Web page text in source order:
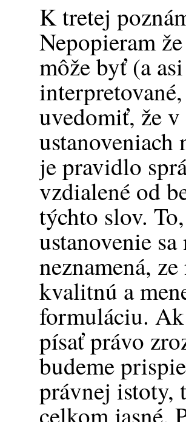
K tretej
Nepopieram
môže byť (a
uvedomiť, že
ustanoveniach
je pravidlo
vzdialené od
týchto slov.
ustanovenie
neznamená,
kvalitnú a
formuláciu. Ak
písať právo
budeme
právnej istoty,
celkom jasné.